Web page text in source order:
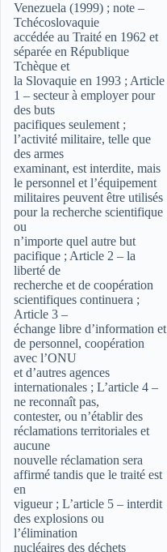
Venezuela (1999) ; note –
Tchécoslovaquie
accédée au Traité en 1962 et
séparée en République
Tchèque et
la Slovaquie en 1993 ; Article
1 – secteur à employer pour
des buts
pacifiques seulement ;
l’activité militaire, telle que
des armes
examinant, est interdite, mais
le personnel et l’équipement
militaires peuvent être utilisés
pour la recherche scientifique
ou
n’importe quel autre but
pacifique ; Article 2 – la
liberté de
recherche et de coopération
scientifiques continuera ;
Article 3 –
échange libre d’information et
de personnel, coopération
avec l’ONU
et d’autres agences
internationales ; L’article 4 –
ne reconnaît pas,
contester, ou n’établir des
réclamations territoriales et
aucune
nouvelle réclamation sera
affirmé tandis que le traité est
en
vigueur ; L’article 5 – interdit
des explosions ou
l’élimination
nucléaires des déchets